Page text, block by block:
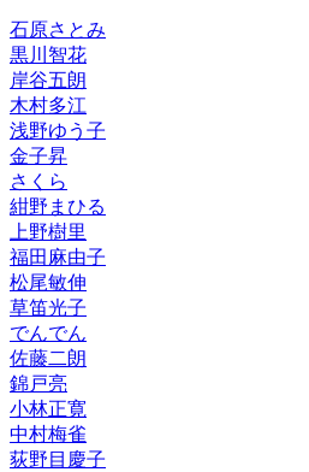
石原さとみ
黒川智花
岸谷五朗
木村多江
浅野ゆう子
金子昇
さくら
紺野まひる
上野樹里
福田麻由子
松尾敏伸
草笛光子
でんでん
佐藤二朗
錦戸亮
小林正寛
中村梅雀
荻野目慶子